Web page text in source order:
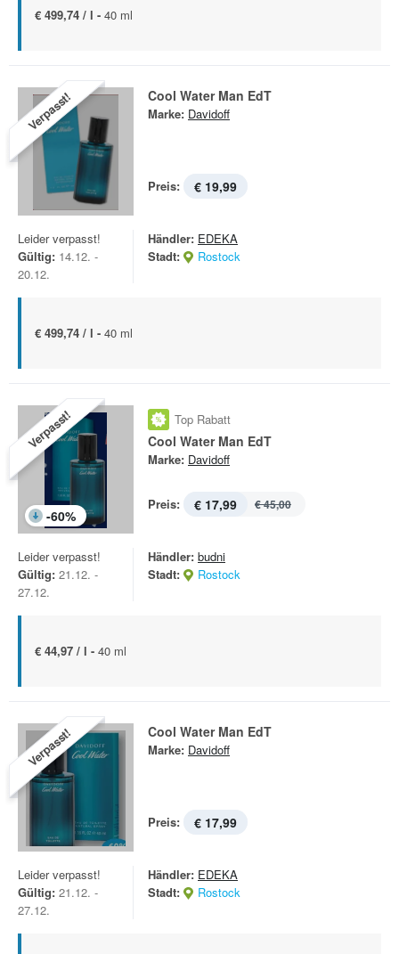
€ 499,74 / l - 40 ml
Verpasst! Cool Water Man EdT
Marke: Davidoff
Preis: € 19,99
Leider verpasst!
Gültig: 14.12. -
20.12.
Händler: EDEKA
Stadt:
Rostock
€ 499,74 / l - 40 ml
Verpasst!
-60%
Top Rabatt
Cool Water Man EdT
Marke: Davidoff
Preis: € 17,99 € 45,00
Leider verpasst!
Gültig: 21.12. -
27.12.
Händler: budni
Stadt:
Rostock
€ 44,97 / l - 40 ml
Verpasst! Cool Water Man EdT
Marke: Davidoff
Preis: € 17,99
Leider verpasst!
Gültig: 21.12. -
27.12.
Händler: EDEKA
Stadt:
Rostock